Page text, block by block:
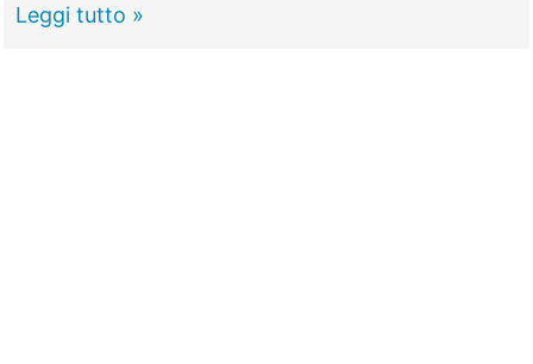
Denise
Leggi tutto »